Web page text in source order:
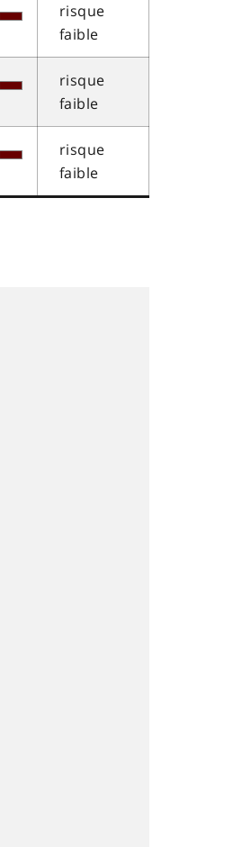
risque
faible
risque
faible
risque
faible